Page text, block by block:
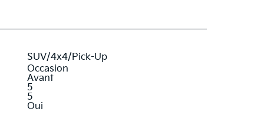
SUV/4x4/Pick-Up
Occasion
Avant
5
5
Oui